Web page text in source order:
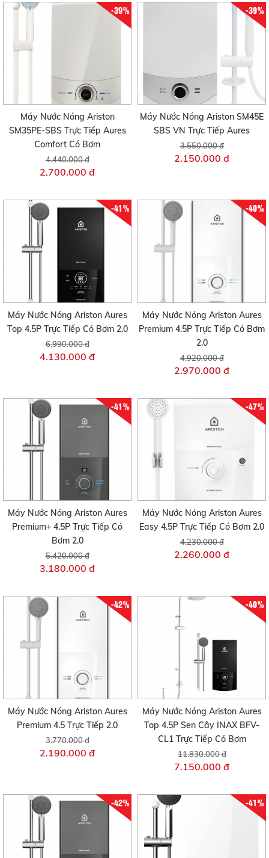
-39%
Máy Nước Nóng Ariston
SM35PE-SBS Trực Tiếp Aures
Comfort Có Bơm
4.440.000 đ
2.700.000 đ
-39%
Máy Nước Nóng Ariston SM45E
SBS VN Trực Tiếp Aures
3.550.000 đ
2.150.000 đ
-41%
Máy Nước Nóng Ariston Aures
Top 4.5P Trực Tiếp Có Bơm 2.0
6.990.000 đ
4.130.000 đ
-40%
Máy Nước Nóng Ariston Aures
Premium 4.5P Trực Tiếp Có Bơm
2.0
4.920.000 đ
2.970.000 đ
-41%
Máy Nước Nóng Ariston Aures
Premium+ 4.5P Trực Tiếp Có
Bơm 2.0
5.420.000 đ
3.180.000 đ
-47%
Máy Nước Nóng Ariston Aures
Easy 4.5P Trực Tiếp Có Bơm 2.0
4.230.000 đ
2.260.000 đ
-42%
Máy Nước Nóng Ariston Aures
Premium 4.5 Trực Tiếp 2.0
3.770.000 đ
2.190.000 đ
-40%
Máy Nước Nóng Ariston Aures
Top 4.5P Sen Cây INAX BFV-
CL1 Trực Tiếp Có Bơm
11.830.000 đ
7.150.000 đ
-42% -41%